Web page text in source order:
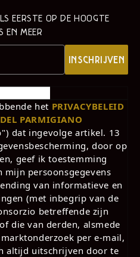
EERSTE OP DE HOOGTE
EN MEER
INSCHRIJVEN
het PRIVACYBELEID
PARMIGIANO
dat ingevolge artikel. 13
door op
geef ik toestemming
persoonsgegevens
van informatieve en
(met inbegrip van de
betreffende zijn
die van derden, alsmede
per e-mail,
altijd uitschrijven door te